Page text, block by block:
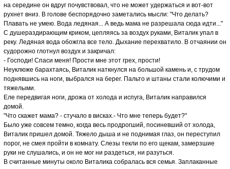
на середине он вдруг почувствовал, что не может удержаться и вот-вот
рухнет вниз. В голове беспорядочно заметались мысли: "Что делать?
Плавать не умею. Вода ледяная... А ведь мама не разрешала сюда идти..."
С душераздирающим криком, цепляясь за воздух руками, Виталик упал в
реку. Ледяная вода обожгла все тело. Дыхание перехватило. В отчаянии он
судорожно глотнул воздух и закричал:
- Господи! Спаси меня! Прости мне этот грех, прости!
Неуклюже барахтаясь, Виталик наткнулся на большой камень и, с трудом
поднявшись на ноги, выбрался на берег. Пальто и штаны стали колючими и
тяжелыми.
Еле передвигая ноги, дрожа от холода и испуга, Виталик направился
домой.
"Что скажет мама? - стучало в висках.- Что мне теперь будет?"
Было уже совсем темно, когда весь продрогший, посиневший от холода,
Виталик пришел домой. Тяжело дыша и не поднимая глаз, он переступил
порог, не смея пройти в комнату. Слезы текли по его щекам, замерзшие
руки не слушались, и он не мог ни раздеться, ни разуться.
В считанные минуты около Виталика собралась вся семья. Заплаканные